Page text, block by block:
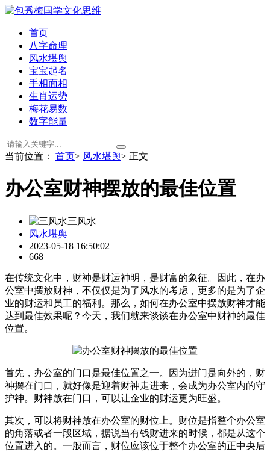
首页
八字命理
风水堪舆
宝宝起名
手相面相
生肖运势
梅花易数
数字能量
当前位置： 首页> 风水堪舆> 正文
办公室财神摆放的最佳位置
三风水
风水堪舆
2023-05-18 16:50:02
668
在传统文化中，财神是财运神明，是财富的象征。因此，在办
公室中摆放财神，不仅仅是为了风水的考虑，更多的是为了企
业的财运和员工的福利。那么，如何在办公室中摆放财神才能
达到最佳效果呢？今天，我们就来谈谈在办公室中财神的最佳
位置。
首先，办公室的门口是最佳位置之一。因为进门是向外的，财
神摆在门口，就好像是迎着财神走进来，会成为办公室内的守
护神。财神放在门口，可以让企业的财运更为旺盛。
其次，可以将财神放在办公室的财位上。财位是指整个办公室
的角落或者一段区域，据说当有钱财进来的时候，都是从这个
位置进入的。一般而言，财位应该位于整个办公室的正中央后